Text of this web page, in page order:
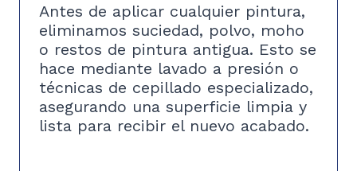
Antes de aplicar cualquier pintura,
eliminamos suciedad, polvo, moho
o restos de pintura antigua. Esto se
hace mediante lavado a presión o
técnicas de cepillado especializado,
asegurando una superficie limpia y
lista para recibir el nuevo acabado.